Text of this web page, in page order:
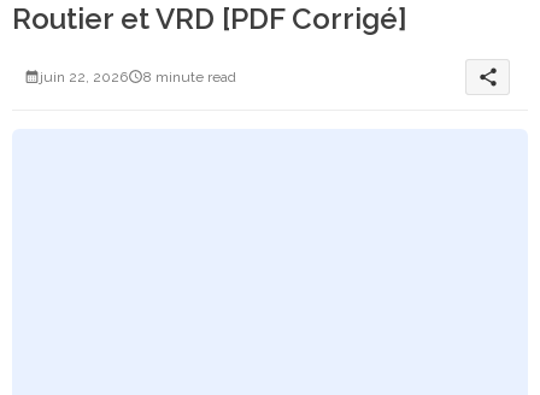
Routier et VRD [PDF Corrigé]
juin 22, 2026 8 minute read share